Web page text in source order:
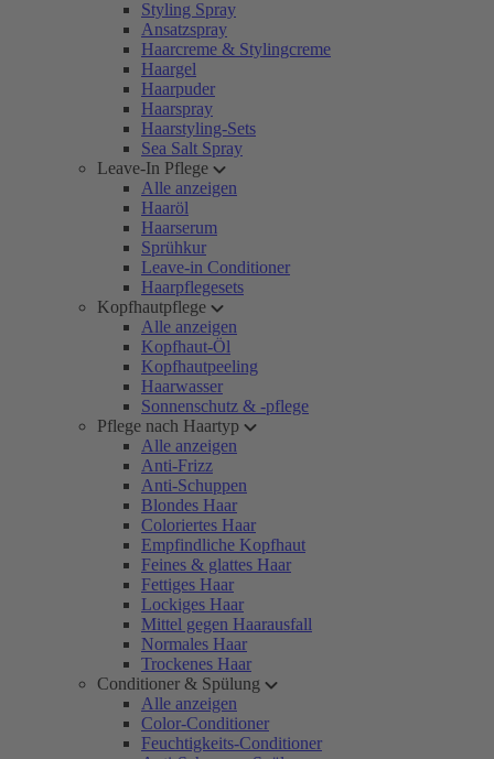
Styling Spray
Ansatzspray
Haarcreme & Stylingcreme
Haargel
Haarpuder
Haarspray
Haarstyling-Sets
Sea Salt Spray
Leave-In Pflege
Alle anzeigen
Haaröl
Haarserum
Sprühkur
Leave-in Conditioner
Haarpflegesets
Kopfhautpflege
Alle anzeigen
Kopfhaut-Öl
Kopfhautpeeling
Haarwasser
Sonnenschutz & -pflege
Pflege nach Haartyp
Alle anzeigen
Anti-Frizz
Anti-Schuppen
Blondes Haar
Coloriertes Haar
Empfindliche Kopfhaut
Feines & glattes Haar
Fettiges Haar
Lockiges Haar
Mittel gegen Haarausfall
Normales Haar
Trockenes Haar
Conditioner & Spülung
Alle anzeigen
Color-Conditioner
Feuchtigkeits-Conditioner